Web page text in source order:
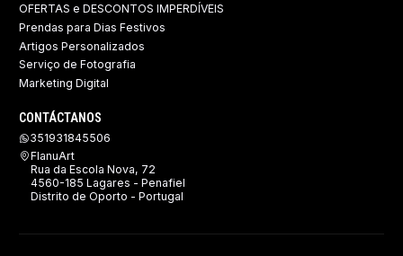
OFERTAS e DESCONTOS IMPERDÍVEIS
Prendas para Dias Festivos
Artigos Personalizados
Serviço de Fotografia
Marketing Digital
CONTÁCTANOS
351931845506
FlanuArt
Rua da Escola Nova, 72
4560-185 Lagares - Penafiel
Distrito de Oporto - Portugal